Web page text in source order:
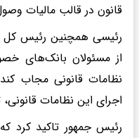
قانون در قالب مالیات
رئیسی همچنین رئیس کل
از مسئولان بانک‌های
نظامات قانونی مجاب
اجرای این نظامات
رئیس جمهور تاکید